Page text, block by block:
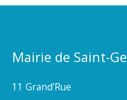
Mairie de Saint-
11 Grand’Rue